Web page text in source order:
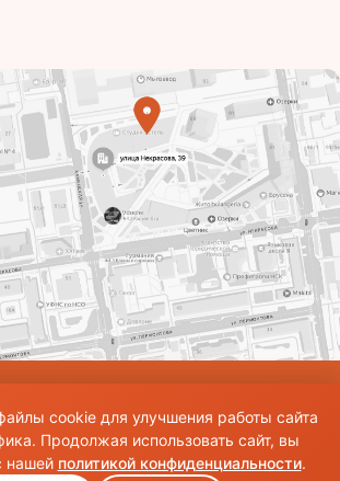
права на изображения и тексты принадлежат их
публичная оферта
cookie для улучшения работы сайта
Продолжая использовать сайт, вы
нашей политикой конфиденциальности.